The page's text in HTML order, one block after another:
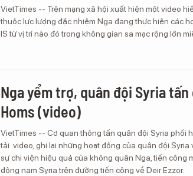
VietTimes -- Trên mạng xã hội xuất hiện một video
thuộc lực lượng đặc nhiệm Nga đang thực hiện các
IS từ vị trí nào đó trong không gian sa mạc rộng lớn
Nga yểm trợ, quân đội Syria
Homs (video)
VietTimes -- Cơ quan thông tấn quân đội Syria phối
tải video, ghi lại những hoạt động của quân đội
sự chi viện hiệu quả của không quân Nga, tiến công
đông nam Syria trên đường tiến công về Deir Ezzor.